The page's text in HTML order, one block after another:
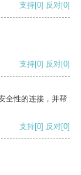
支持[0] 反对[0]
支持[0] 反对[0]
全性的连接，并帮
支持[0] 反对[0]